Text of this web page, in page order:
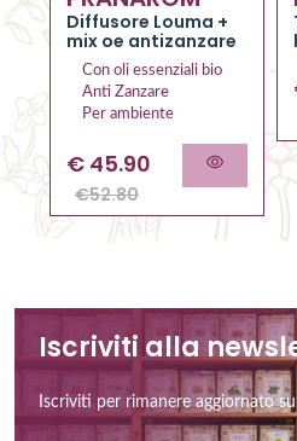
Diffusore Louma +
mix oe antizanzare
Con oli essenziali bio
Anti Zanzare
Per ambiente
€ 45.90
€52.80
Iscriviti alla
Iscriviti per rimanere aggiornato